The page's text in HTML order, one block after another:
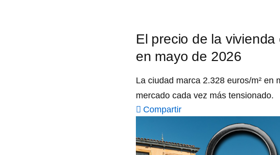
El precio de la
en mayo de 2026
La ciudad marca 2.328 euros/m² en
mercado cada vez más tensionado.
Compartir